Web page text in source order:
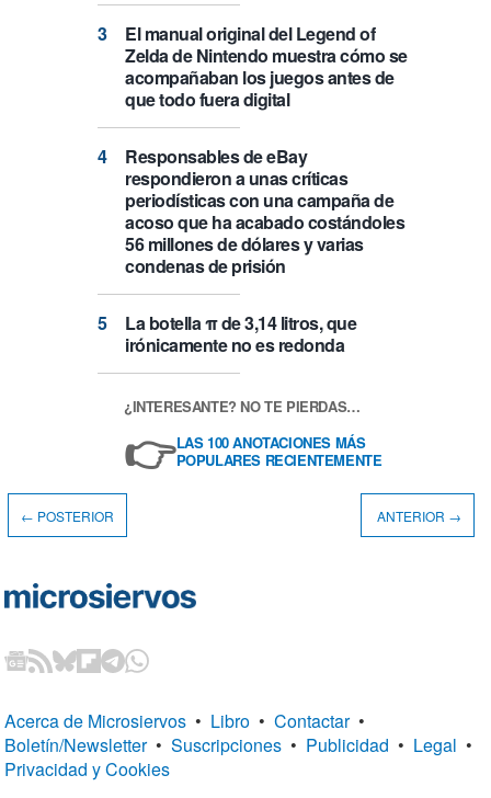
El manual original del Legend of
Zelda de Nintendo muestra cómo se
acompañaban los juegos antes de
que todo fuera digital
Responsables de eBay
respondieron a unas críticas
periodísticas con una campaña de
acoso que ha acabado costándoles
56 millones de dólares y varias
condenas de prisión
La botella π de 3,14 litros, que
irónicamente no es redonda
¿INTERESANTE? NO TE PIERDAS…
👉LAS 100 ANOTACIONES MÁS
POPULARES RECIENTEMENTE
← POSTERIOR ANTERIOR →
Acerca de Microsiervos • Libro • Contactar •
Boletín/Newsletter • Suscripciones • Publicidad • Legal •
Privacidad y Cookies